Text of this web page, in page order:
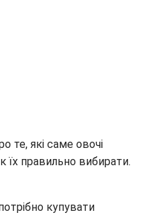
те, які саме овочі
їх правильно вибирати.
купувати